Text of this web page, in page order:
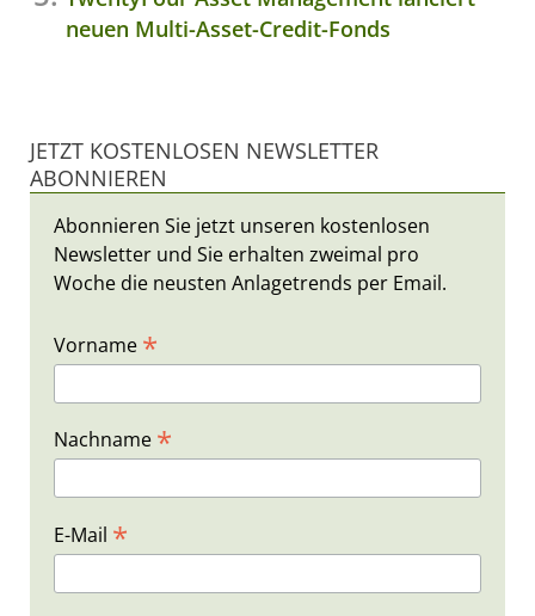
neuen Multi-Asset-Credit-Fonds
JETZT KOSTENLOSEN NEWSLETTER
ABONNIEREN
Abonnieren Sie jetzt unseren kostenlosen
Newsletter und Sie erhalten zweimal pro
Woche die neusten Anlagetrends per Email.
Vorname *
Nachname *
E-Mail *